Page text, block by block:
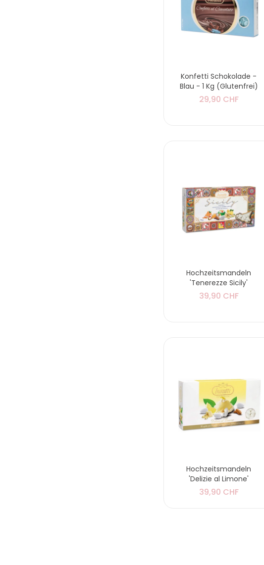
Konfetti Schokolade -
Blau - 1 Kg (Glutenfrei)
29,90 CHF
Hochzeitsmandeln
'Tenerezze Sicily'
39,90 CHF
Hochzeitsmandeln
'Delizie al Limone'
39,90 CHF